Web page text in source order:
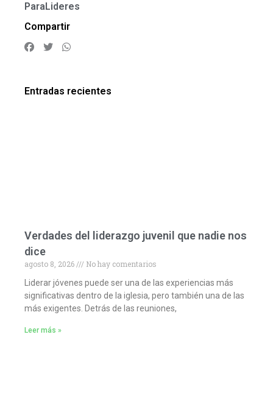
ParaLideres
Compartir
Entradas recientes
Verdades del liderazgo juvenil que nadie nos
dice
agosto 8, 2026
No hay comentarios
Liderar jóvenes puede ser una de las experiencias más
significativas dentro de la iglesia, pero también una de las
más exigentes. Detrás de las reuniones,
Leer más »